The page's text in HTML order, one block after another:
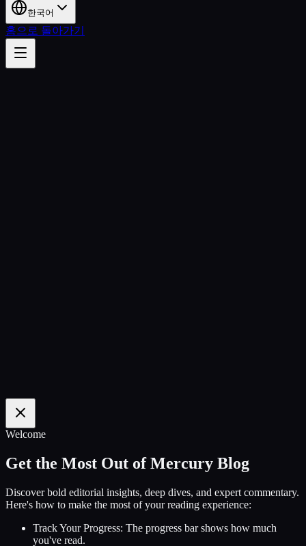
한국어
홈으로 돌아가기
100 %
Welcome
Get the Most Out of Mercury Blog
Discover bold editorial insights, deep dives, and expert commentary.
Here's how to make the most of your reading experience:
Track Your Progress: The progress bar shows how much
you've read.